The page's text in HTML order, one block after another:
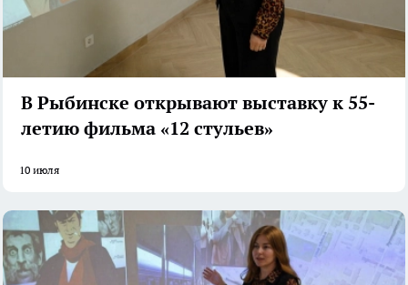
В Рыбинске открывают выставку к 55-
летию фильма «12 стульев»
10 июля